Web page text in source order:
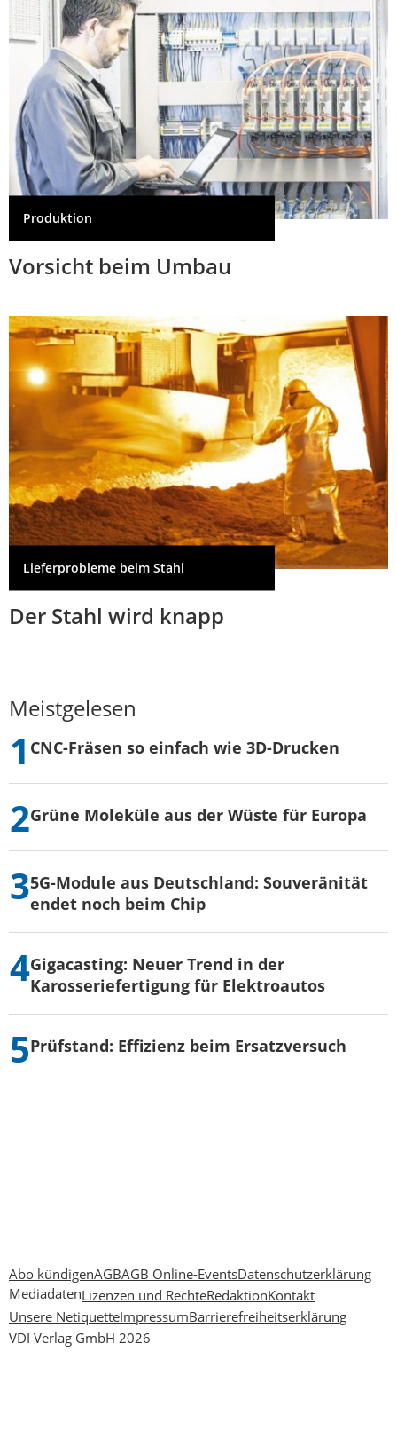
Produktion
Vorsicht beim Umbau
Lieferprobleme beim Stahl
Der Stahl wird knapp
Meistgelesen
CNC-Fräsen so einfach wie 3D-Drucken
Grüne Moleküle aus der Wüste für Europa
5G-Module aus Deutschland: Souveränität
endet noch beim Chip
Gigacasting: Neuer Trend in der
Karosseriefertigung für Elektroautos
Prüfstand: Effizienz beim Ersatzversuch
Abo kündigenAGBAGB Online-EventsDatenschutzerklärung
MediadatenLizenzen und RechteRedaktionKontakt
Unsere NetiquetteImpressumBarrierefreiheitserklärung
VDI Verlag GmbH 2026